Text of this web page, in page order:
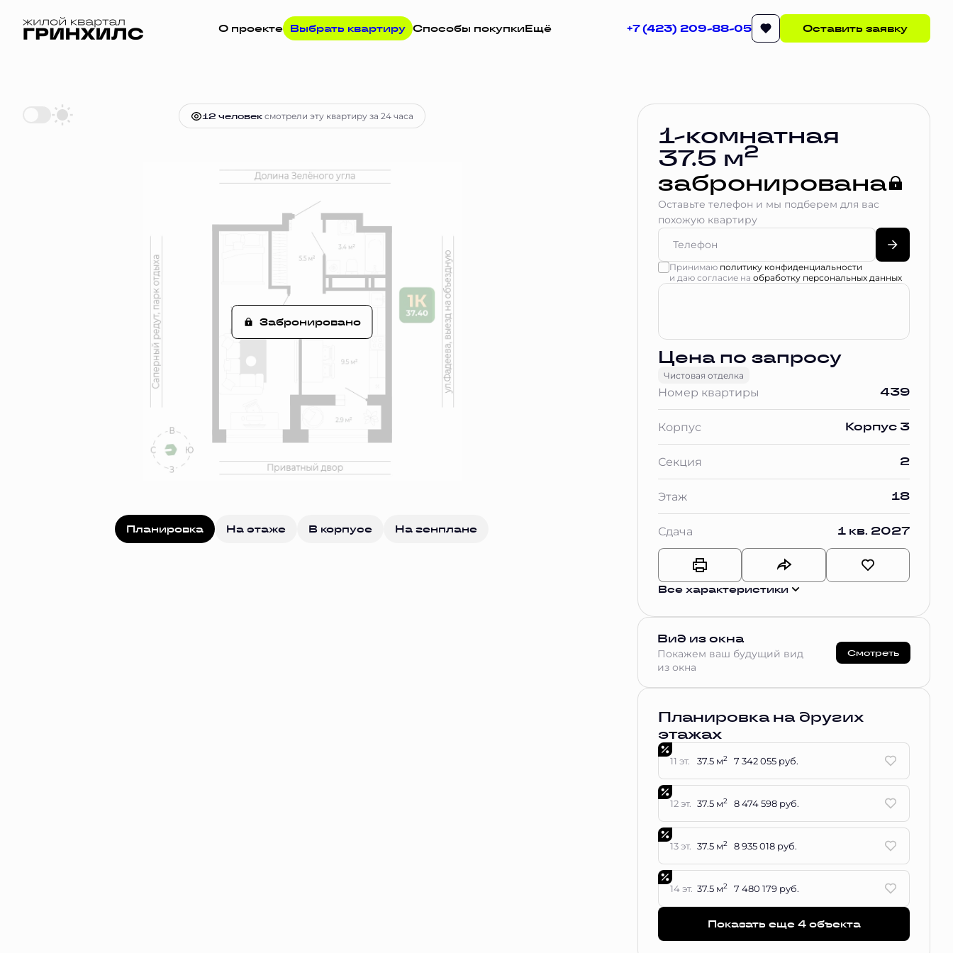
О проекте Выбрать квартиру Способы покупкиЕщё +7 (423) 209-88-05 Оставить заявку
1-комнатная37.5 м Цена по запросу Квартира забронирована
12 человексмотрели эту квартиру за 24 часа
Забронировано
Планировка На этаже В корпусе На генплане
1-комнатная
37.5 м2
забронирована
Оставьте телефон и мы подберем для вас
похожую квартиру
Принимаю политику конфиденциальности
и даю согласие на обработку персональных данных
Цена по запросу
Чистовая отделка
Номер квартиры 439
Корпус Корпус 3
Секция 2
Этаж 18
Сдача 1 кв. 2027
Все характеристики
Вид из окна
Покажем ваш будущий вид
из окна
Смотреть
Планировка на других
этажах
11 эт. 37.5 м2 7 342 055 руб.
12 эт. 37.5 м2 8 474 598 руб.
13 эт. 37.5 м2 8 935 018 руб.
14 эт. 37.5 м2 7 480 179 руб.
Показать еще 4 объектa